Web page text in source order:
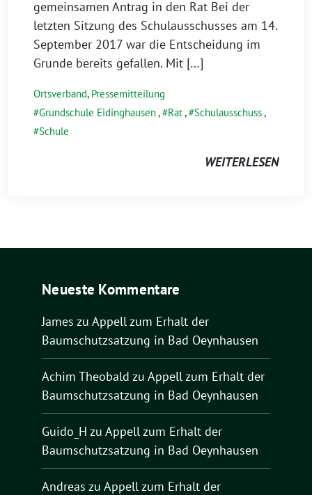
gemeinsamen Antrag in den Rat Bei der
letzten Sitzung des Schulausschusses am 14.
September 2017 war die Entscheidung im
Grunde bereits gefallen. Mit […]
Ortsverband, Pressemitteilung
Grundschule Eidinghausen, Rat, Schulausschuss,
Schule
WEITERLESEN
Neueste Kommentare
James zu Appell zum Erhalt der
Baumschutzsatzung in Bad Oeynhausen
Achim Theobald zu Appell zum Erhalt der
Baumschutzsatzung in Bad Oeynhausen
Guido_H zu Appell zum Erhalt der
Baumschutzsatzung in Bad Oeynhausen
Andreas zu Appell zum Erhalt der